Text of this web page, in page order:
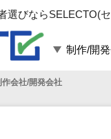
選びならSELECTO(
制作/開
会社/開発会社